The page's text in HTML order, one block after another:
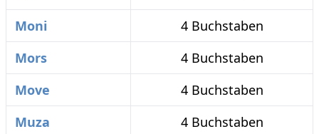
Moni
4 Buchstaben
Mors
4 Buchstaben
Move
4 Buchstaben
Muza
4 Buchstaben